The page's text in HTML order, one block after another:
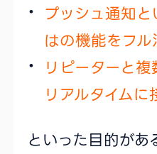
プッシュ通知
はの機能をフ
リピーターと複
リアルタイム
といった目的が